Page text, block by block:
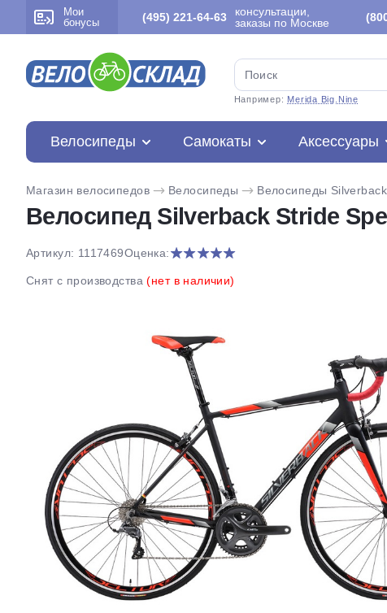
Мои
бонусы
(495) 221-64-63
консультации,
заказы по Москве
Например: Merida Big.Nine
Велосипеды Самокаты Аксессуары
Магазин велосипедов Велосипеды Велосипеды Silverback
Велосипед Silverback Stride
Артикул: 1117469Оценка:
Снят с производства(нет в наличии)
на